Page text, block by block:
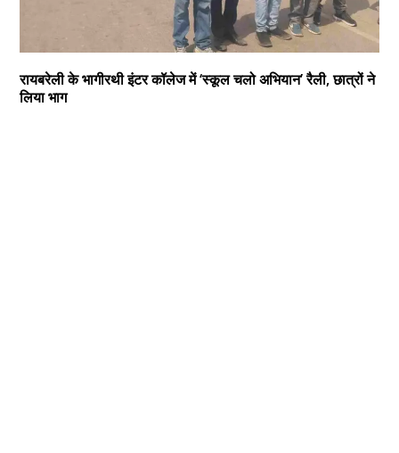
रायबरेली के भागीरथी इंटर कॉलेज में ‘स्कूल चलो अभियान’ रैली, छात्रों ने
लिया भाग